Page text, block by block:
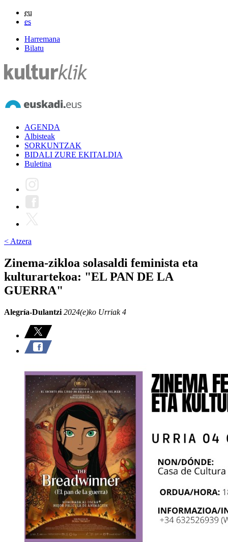
eu
es
Harremana
Bilatu
AGENDA
Albisteak
SORKUNTZAK
BIDALI ZURE EKITALDIA
Buletina
< Atzera
Zinema-zikloa solasaldi feminista eta
kulturartekoa: "EL PAN DE LA
GUERRA"
Alegría-Dulantzi 2024(e)ko Urriak 4